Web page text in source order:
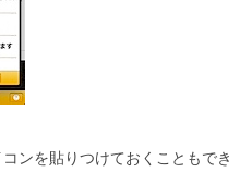
ンを貼りつけておくこともでき